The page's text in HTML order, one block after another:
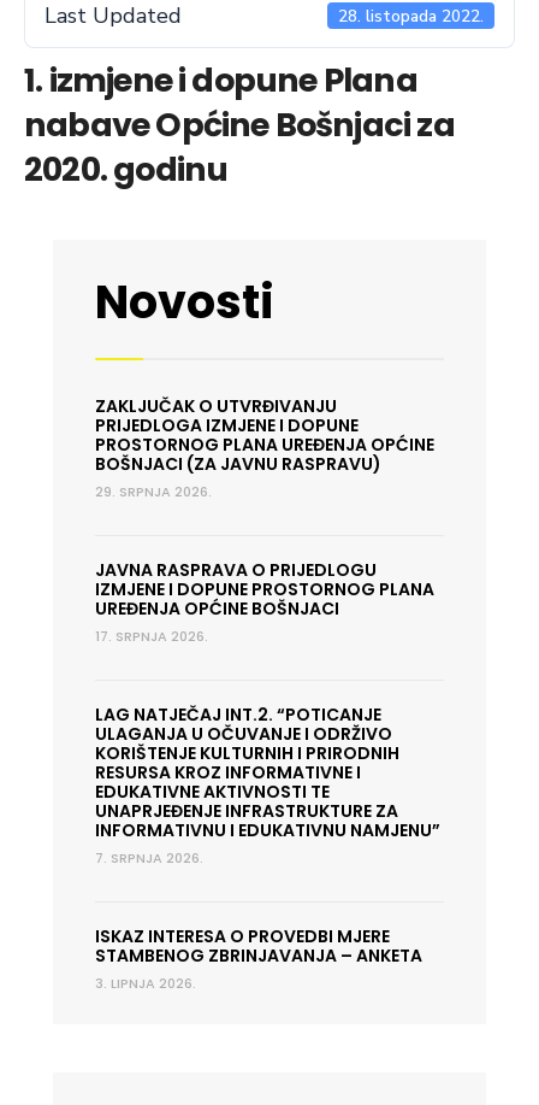
Last Updated 28. listopada 2022.
1. izmjene i dopune Plana
nabave Općine Bošnjaci za
2020. godinu
Novosti
ZAKLJUČAK O UTVRĐIVANJU
PRIJEDLOGA IZMJENE I DOPUNE
PROSTORNOG PLANA UREĐENJA OPĆINE
BOŠNJACI (ZA JAVNU RASPRAVU)
29. SRPNJA 2026.
JAVNA RASPRAVA O PRIJEDLOGU
IZMJENE I DOPUNE PROSTORNOG PLANA
UREĐENJA OPĆINE BOŠNJACI
17. SRPNJA 2026.
LAG NATJEČAJ INT.2. “POTICANJE
ULAGANJA U OČUVANJE I ODRŽIVO
KORIŠTENJE KULTURNIH I PRIRODNIH
RESURSA KROZ INFORMATIVNE I
EDUKATIVNE AKTIVNOSTI TE
UNAPRJEĐENJE INFRASTRUKTURE ZA
INFORMATIVNU I EDUKATIVNU NAMJENU”
7. SRPNJA 2026.
ISKAZ INTERESA O PROVEDBI MJERE
STAMBENOG ZBRINJAVANJA – ANKETA
3. LIPNJA 2026.